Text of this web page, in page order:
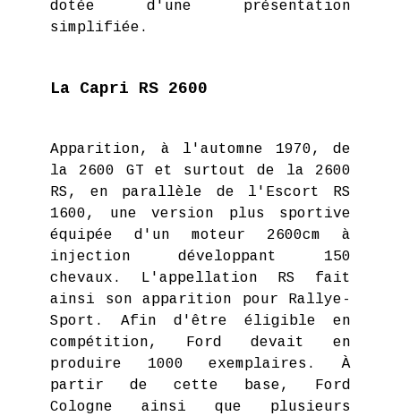
dotée d'une présentation
simplifiée.
La Capri RS 2600
Apparition, à l'automne 1970, de
la 2600 GT et surtout de la 2600
RS, en parallèle de l'Escort RS
1600, une version plus sportive
équipée d'un moteur 2600cm à
injection développant 150
chevaux. L'appellation RS fait
ainsi son apparition pour Rallye-
Sport. Afin d'être éligible en
compétition, Ford devait en
produire 1000 exemplaires. À
partir de cette base, Ford
Cologne ainsi que plusieurs